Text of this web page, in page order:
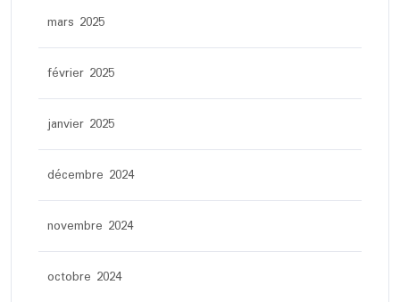
mars 2025
février 2025
janvier 2025
décembre 2024
novembre 2024
octobre 2024